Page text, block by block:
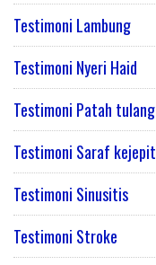
Testimoni Lambung
Testimoni Nyeri Haid
Testimoni Patah tulang
Testimoni Saraf kejepit
Testimoni Sinusitis
Testimoni Stroke